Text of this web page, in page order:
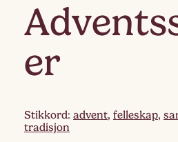
er
Stikkord: advent, felleskap,
tradisjon